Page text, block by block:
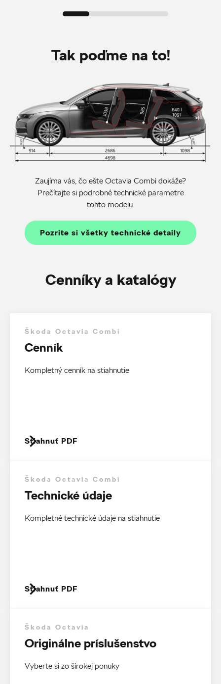
Tak poďme na to!
Zaujíma vás, čo ešte Octavia Combi dokáže?
Prečítajte si podrobné technické parametre
tohto modelu.
Pozrite si všetky technické detaily
Cenníky a katalógy
Škoda Octavia Combi
Cenník
Kompletný cenník na stiahnutie
Stiahnuť PDF
Škoda Octavia Combi
Technické údaje
Kompletné technické údaje na stiahnutie
Stiahnuť PDF
Škoda Octavia
Originálne príslušenstvo
Vyberte si zo širokej ponuky